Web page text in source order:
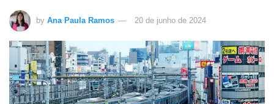
by Ana Paula Ramos 20 de junho de 2024